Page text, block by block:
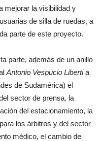
mejorar la visibilidad y
de silla de ruedas, a
parte de este proyecto.
parte, además de un anillo
Antonio Vespucio Libertia
de Sudamérica) el
sector de prensa, la
del estacionamiento, la
los árbitros y del sector
médico, el cambio de